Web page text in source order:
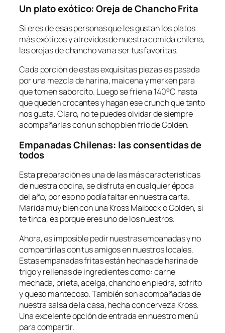
Un plato exótico: Oreja de Chancho Frita
Si eres de esas personas que les gustan los platos
más exóticos y atrevidos de nuestra comida chilena,
las orejas de chancho van a ser tus favoritas.
Cada porción de estas exquisitas piezas es pasada
por una mezcla de harina, maicena y merkén para
que tomen saborcito. Luego se fríen a 140°C hasta
que queden crocantes y hagan ese crunch que tanto
nos gusta. Claro, no te puedes olvidar de siempre
acompañarlas con un schop bien frío de Golden.
Empanadas Chilenas: las consentidas de
todos
Esta preparación es una de las más características
de nuestra cocina, se disfruta en cualquier época
del año, por eso no podía faltar en nuestra carta.
Marida muy bien con una Kross Maibock o Golden, si
te tinca, es porque eres uno de los nuestros.
Ahora, es imposible pedir nuestras empanadas y no
compartirlas con tus amigos en nuestros locales.
Estas empanadas fritas están hechas de harina de
trigo y rellenas de ingredientes como: carne
mechada, prieta, acelga, chancho en piedra, sofrito
y queso mantecoso. También son acompañadas de
nuestra salsa de la casa, hecha con cerveza Kross.
Una excelente opción de entrada en nuestro menú
para compartir.